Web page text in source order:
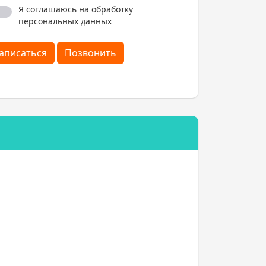
Я соглашаюсь на обработку
персональных данных
Позвонить